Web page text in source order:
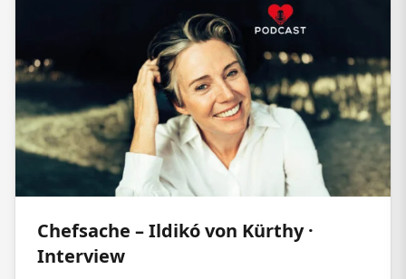
Chefsache – Ildikó von Kürthy ·
Interview